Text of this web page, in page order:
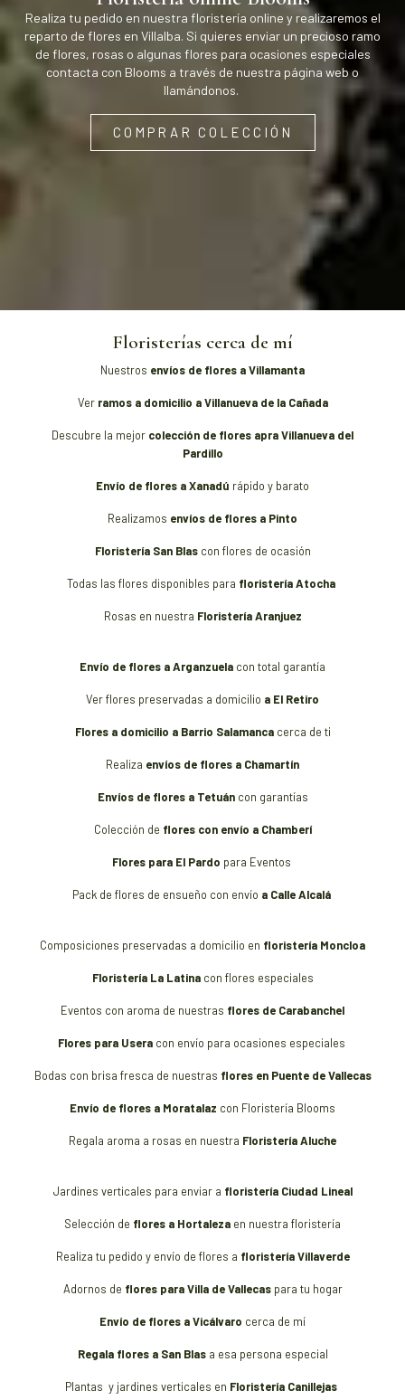
Realiza tu pedido en nuestra floristería online y realizaremos el
reparto de flores en Villalba. Si quieres enviar un precioso ramo
de flores, rosas o algunas flores para ocasiones especiales
contacta con Blooms a través de nuestra página web o
llamándonos.
COMPRAR COLECCIÓN
Floristerías cerca de mí
Nuestros envíos de flores a Villamanta
Ver ramos a domicilio a Villanueva de la Cañada
Descubre la mejor colección de flores apra Villanueva del
Pardillo
Envío de flores a Xanadú rápido y barato
Realizamos envíos de flores a Pinto
Floristería San Blascon flores de ocasión
Todas las flores disponibles para floristería Atocha
Rosas en nuestra Floristería Aranjuez
Envío de flores a Arganzuela con total garantía
Ver flores preservadas a domicilio a El Retiro
Flores a domicilio a Barrio Salamancacerca de ti
Realiza envíos de flores a Chamartín
Envíos de flores a Tetuáncon garantías
Colección de flores con envío a Chamberí
Flores para El Pardo para Eventos
Pack de flores de ensueño con envío a Calle Alcalá
Composiciones preservadas a domicilio en floristería Moncloa
Floristería La Latina con flores especiales
Eventos con aroma de nuestras flores de Carabanchel
Flores para Usera con envío para ocasiones especiales
Bodas con brisa fresca de nuestras flores en Puente de Vallecas
Envío de flores a Moratalaz con Floristería Blooms
Regala aroma a rosas en nuestra Floristería Aluche
Jardines verticales para enviar a floristería Ciudad Lineal
Selección de flores a Hortaleza en nuestra floristería
Realiza tu pedido y envío de flores a floristería Villaverde
Adornos de flores para Villa de Vallecas para tu hogar
Envío de flores a Vicálvaro cerca de mí
Regala flores a San Blas a esa persona especial
Plantas y jardines verticales en Floristería Canillejas